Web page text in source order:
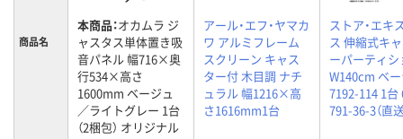
商品名
本商品：オカムラ ジ
ャスタス単体置き吸
音パネル 幅716×奥
行534×高さ
1600mm ベージュ
／ライトグレー 1台
（2梱包） オリジナル
アール・エフ・ヤマカ
ワ アルミフレーム
スクリーン キャス
ター付 木目調 ナチ
ュラル 幅1216×高
さ1616mm1台
ストア・エキ
ス 伸縮式キ
ーパーティシ
W140cm ベ
7192-114 1台
791-36-3（直